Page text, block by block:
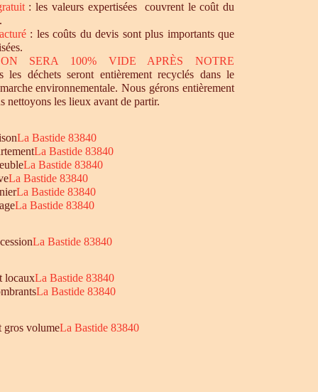
: les valeurs expertisées couvrent le coût du
: les coûts du devis sont plus importants que
SERA 100% VIDE APRÈS NOTRE
les déchets seront entièrement recyclés dans le
environnementale. Nous gérons entièrement
nettoyons les lieux avant de partir.
La Bastide 83840
La Bastide 83840
La Bastide 83840
La Bastide 83840
La Bastide 83840
La Bastide 83840
La Bastide 83840
locauxLa Bastide 83840
La Bastide 83840
gros volumeLa Bastide 83840